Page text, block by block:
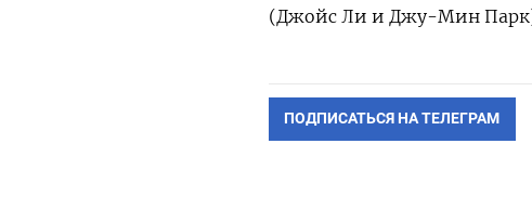
(Джойс Ли и Джу-Мин
ПОДПИСАТЬСЯ НА ТЕЛЕГРАМ